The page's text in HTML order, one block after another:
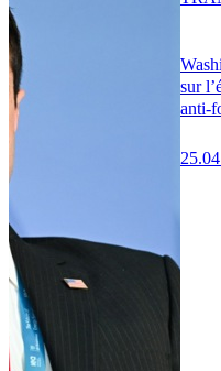
sur
anti-